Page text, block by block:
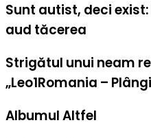
Sunt autist, deci
aud tăcerea
Strigătul unui neam
„Leo1Romania –
Albumul Altfel